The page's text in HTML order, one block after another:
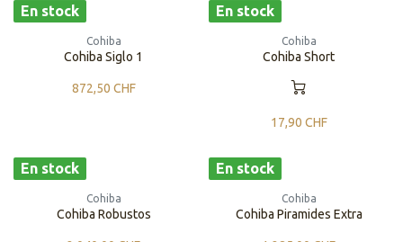
En stock
Cohiba
Cohiba Siglo 1
872,50 CHF
En stock
Cohiba
Cohiba Short
17,90 CHF
En stock
Cohiba
Cohiba Robustos
En stock
Cohiba
Cohiba Piramides Extra